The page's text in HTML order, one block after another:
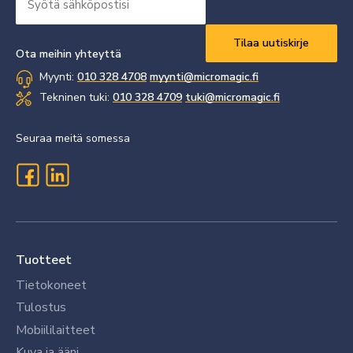
sähköpostisi
Ota meihin yhteyttä
Myynti: 010 328 4708 myynti@micromagic.fi
Tekninen tuki: 010 328 4709 tuki@micromagic.fi
Seuraa meitä somessa
Tuotteet
Tietokoneet
Tulostus
Mobiililaitteet